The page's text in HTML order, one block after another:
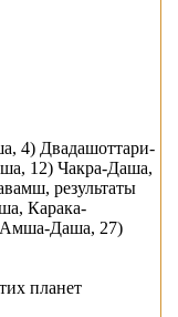
4) Двадашоттари-
12) Чакра-Дашa,
результаты
Карака-
Амша-Дашa, 27)
планет